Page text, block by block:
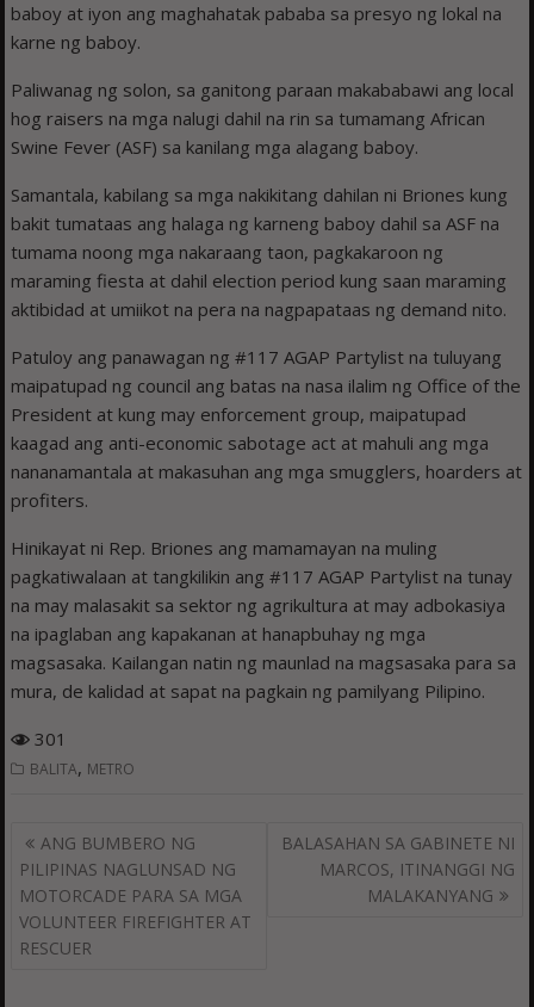
baboy at iyon ang maghahatak pababa sa presyo ng lokal na
karne ng baboy.
Paliwanag ng solon, sa ganitong paraan makababawi ang local
hog raisers na mga nalugi dahil na rin sa tumamang African
Swine Fever (ASF) sa kanilang mga alagang baboy.
Samantala, kabilang sa mga nakikitang dahilan ni Briones kung
bakit tumataas ang halaga ng karneng baboy dahil sa ASF na
tumama noong mga nakaraang taon, pagkakaroon ng
maraming fiesta at dahil election period kung saan maraming
aktibidad at umiikot na pera na nagpapataas ng demand nito.
Patuloy ang panawagan ng #117 AGAP Partylist na tuluyang
maipatupad ng council ang batas na nasa ilalim ng Office of the
President at kung may enforcement group, maipatupad
kaagad ang anti-economic sabotage act at mahuli ang mga
nananamantala at makasuhan ang mga smugglers, hoarders at
profiters.
Hinikayat ni Rep. Briones ang mamamayan na muling
pagkatiwalaan at tangkilikin ang #117 AGAP Partylist na tunay
na may malasakit sa sektor ng agrikultura at may adbokasiya
na ipaglaban ang kapakanan at hanapbuhay ng mga
magsasaka. Kailangan natin ng maunlad na magsasaka para sa
mura, de kalidad at sapat na pagkain ng pamilyang Pilipino.
301
BALITA, METRO
Post
navigation
ANG BUMBERO NG
PILIPINAS NAGLUNSAD NG
MOTORCADE PARA SA MGA
VOLUNTEER FIREFIGHTER AT
RESCUER
BALASAHAN SA GABINETE NI
MARCOS, ITINANGGI NG
MALAKANYANG